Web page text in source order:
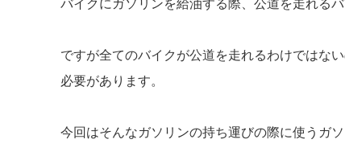
バイクにガソリンを給油する際、公道を走れる
ですが全てのバイクが公道を走れるわけではな
必要があります。
今回はそんなガソリンの持ち運びの際に使うガ